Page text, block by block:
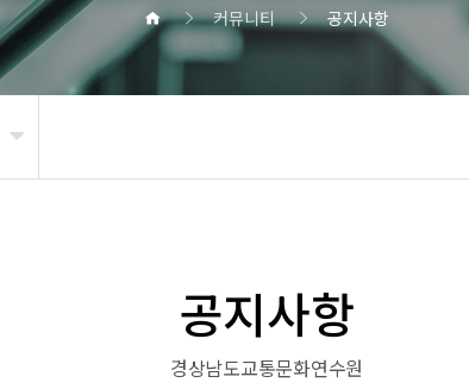
커뮤니티 공지사항
공지사항
경상남도교통문화연수원